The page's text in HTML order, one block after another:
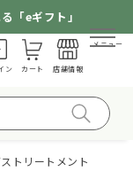
「eギフト」
ン カート 店舗情報
メニュー
トリートメント